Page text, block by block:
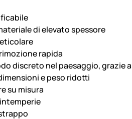
di elevato spessore
rapida
discreto nel paesaggio, grazie
e peso ridotti
su misura